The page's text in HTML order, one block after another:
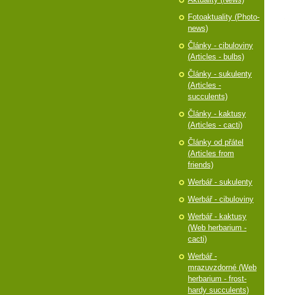
Fotoaktuality (Photo-
news)
Články - cibuloviny
(Articles - bulbs)
Články - sukulenty
(Articles -
succulents)
Články - kaktusy
(Articles - cacti)
Články od přátel
(Articles from
friends)
Werbář - sukulenty
Werbář - cibuloviny
Werbář - kaktusy
(Web herbarium -
cacti)
Werbář -
mrazuvzdorné (Web
herbarium - frost-
hardy succulents)